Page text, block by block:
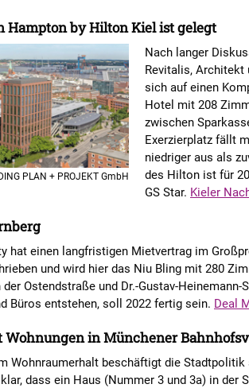
Hampton by Hilton Kiel ist gelegt
PLAN + PROJEKT GmbH
Nach langer
Revitalis, Architekt
sich auf einen
Hotel mit 208
zwischen
Exerzierplatz fällt
niedriger aus als
des Hilton ist für
GS Star. Kieler
hat einen langfristigen Mietvertrag im
und wird hier das Niu Bling mit 280
Ostendstraße und Dr.-Gustav-Heinemann-
Büros entstehen, soll 2022 fertig sein. Deal
Wohnungen in Münchener
Wohnraumerhalt beschäftigt die
dass ein Haus (Nummer 3 und 3a) in der